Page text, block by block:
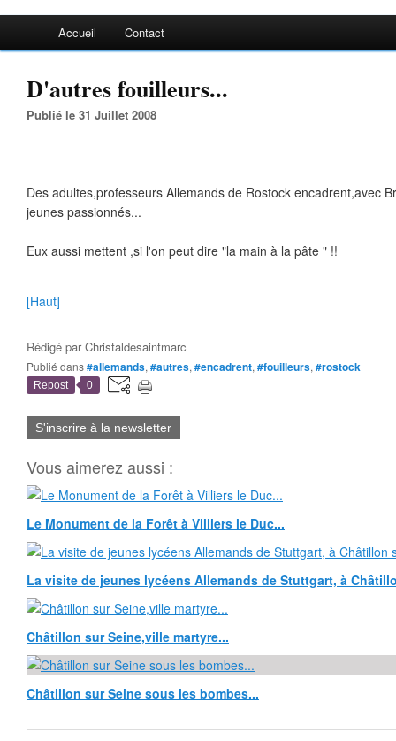
Accueil Contact
D'autres fouilleurs...
Publié le 31 Juillet 2008
Des adultes,professeurs Allemands de Rostock encadrent,avec
jeunes passionnés...
Eux aussi mettent ,si l'on peut dire "la main à la pâte " !!
[Haut]
Rédigé parChristaldesaintmarc
Publié dans#allemands, #autres, #encadrent, #fouilleurs, #rostock
Repost 0
S'inscrire à la newsletter
Vous aimerez aussi :
Le Monument de la Forêt à Villiers le Duc...
La visite de jeunes lycéens Allemands de Stuttgart, à
Châtillon sur Seine,ville martyre...
Châtillon sur Seine sous les bombes...